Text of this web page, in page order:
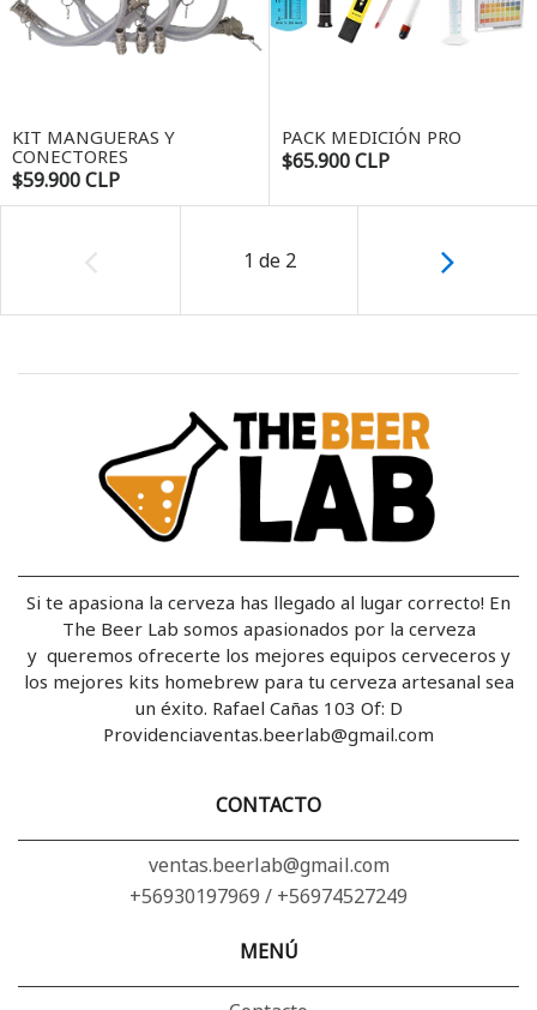
KIT MANGUERAS Y
CONECTORES
$59.900 CLP
PACK MEDICIÓN PRO
$65.900 CLP
1 de 2
Si te apasiona la cerveza has llegado al lugar correcto! En
The Beer Lab somos apasionados por la cerveza
y queremos ofrecerte los mejores equipos cerveceros y
los mejores kits homebrew para tu cerveza artesanal sea
un éxito. Rafael Cañas 103 Of: D
Providenciaventas.beerlab@gmail.com
CONTACTO
ventas.beerlab@gmail.com
+56930197969 / +56974527249
MENÚ